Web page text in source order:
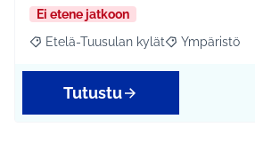
Ei etene jatkoon
Rajaa tulokset aihepiirin mukaan:
Etelä-Tuusulan kylät Rajaa tulokset
Ympäristö
Tutustu